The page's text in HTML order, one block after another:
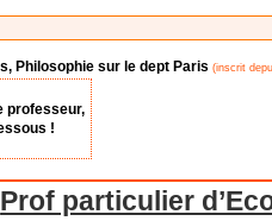
Philosophie sur le dept Paris (inscrit
professeur,
!
Prof particulier